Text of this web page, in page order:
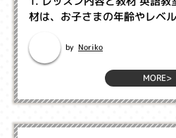
材は、お子さまの年齢やレベ
by Noriko
MORE>